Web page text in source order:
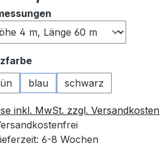
auswählen
blau schwarz
inkl. MwSt. zzgl. Versandkosten
6-8 Wochen